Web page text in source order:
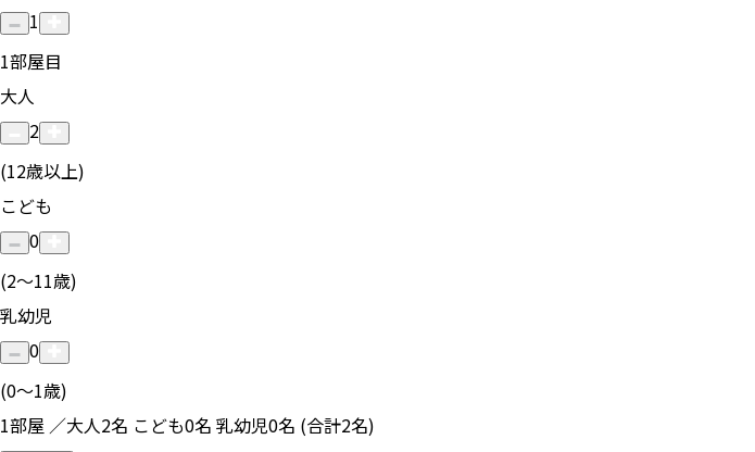
1
1部屋目
大人
2
(12歳以上)
こども
0
(2〜11歳)
乳幼児
0
(0〜1歳)
1部屋 ／大人2名 こども0名 乳幼児0名 (合計2名)